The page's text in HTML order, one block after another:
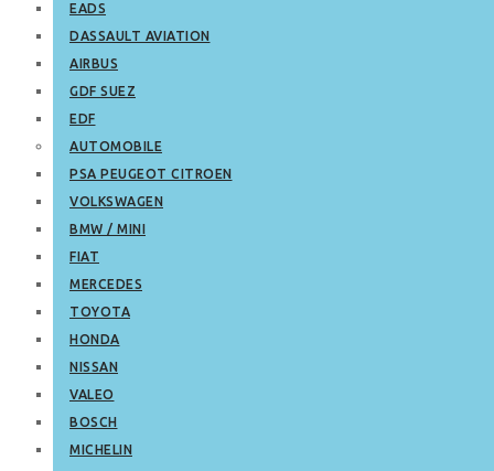
EADS
DASSAULT AVIATION
AIRBUS
GDF SUEZ
EDF
AUTOMOBILE
PSA PEUGEOT CITROEN
VOLKSWAGEN
BMW / MINI
FIAT
MERCEDES
TOYOTA
HONDA
NISSAN
VALEO
BOSCH
MICHELIN